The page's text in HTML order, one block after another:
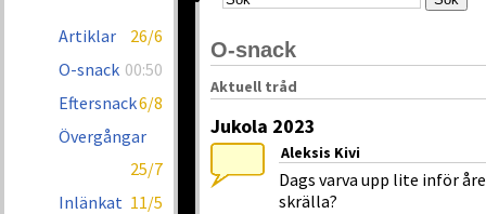
Artiklar
26/6
O-snack 00:50
Eftersnack6/8
Övergångar
25/7
Inlänkat 11/5
O-snack
Aktuell tråd
Jukola 2023
Aleksis Kivi
Dags varva upp lite inför
skrälla?